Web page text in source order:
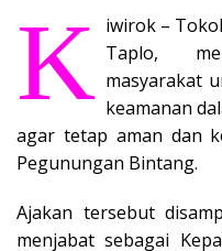
K iwirok –
Taplo,
masyarakat
keamanan
agar tetap aman dan
Pegunungan Bintang.
Ajakan tersebut
menjabat sebagai